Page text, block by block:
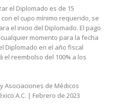
el Diplomado es de 15
el cupo mínimo requerido, se
el inicio del Diplomado. El pago
momento para la fecha
Diplomado en el año fiscal
reembolso del 100% a los
Asociaciones de Médicos
A.C. | Febrero de 2023